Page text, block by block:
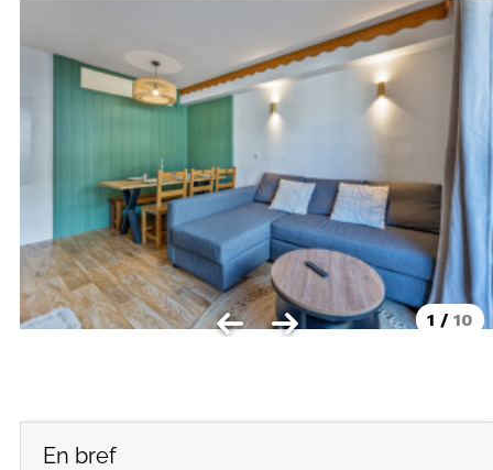
Les Orres 1650 centre station
Les Orres 1800 Bois Méan
Les Orres et ses hameaux
VISUALISER LE PLAN DES ORRES
BONS PLANS ACTIVITÉS
Carte Multi activités
Forfaits remontées mécaniques VTT
CONTACT / DEVIS
1 / 10
En bref